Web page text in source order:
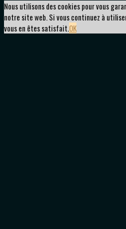
Nous utilisons des cookies pour vous
notre site web. Si vous continuez à
vous en êtes satisfait.OK